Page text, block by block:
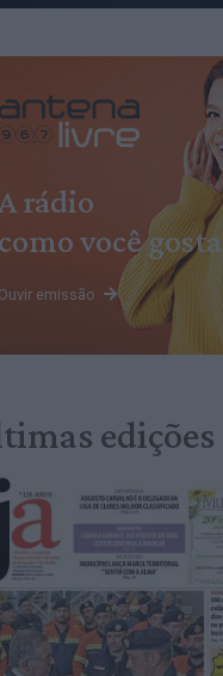
A rádio
como você gosta
Ouvir emissão
edições